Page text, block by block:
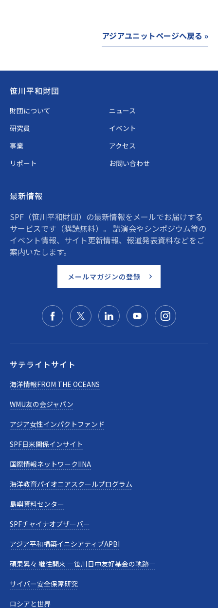
アジアユニットページへ戻る »
Footer
笹川平和財団
財団について
ニュース
研究員
イベント
事業
アクセス
リポート
お問い合わせ
最新情報
SPF（笹川平和財団）の最新情報をメールでお届けする
サービスです（購読無料）。 講演会やシンポジウム等の
イベント情報、サイト更新情報、報道発表資料などをご
案内いたします。
メールマガジンの登録
サテライトサイト
海洋情報FROM THE OCEANS
WMU友の会ジャパン
アジア女性インパクトファンド
SPF日米関係インサイト
国際情報ネットワークIINA
海洋教育パイオニアスクールプログラム
島嶼資料センター
SPFチャイナオブザーバー
アジア平和構築イニシアティブAPBI
碩果累々 継往開来 —笹川日中友好基金の軌跡—
サイバー安全保障研究
ロシアと世界